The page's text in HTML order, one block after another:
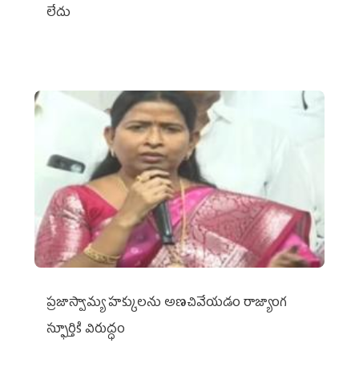
లేదు
ప్రజాస్వామ్య హక్కులను అణచివేయడం రాజ్యాంగ
స్ఫూర్తికి విరుద్ధం